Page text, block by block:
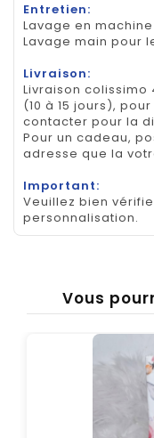
Entretien:
Lavage en
Lavage main pour
Livraison:
Livraison
(10 à 15 jours),
contacter pour la
Pour un cadeau,
adresse que la
Important:
Veuillez bien
personnalisation.
Vous